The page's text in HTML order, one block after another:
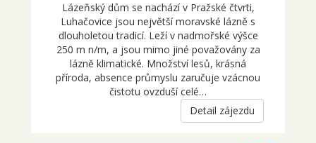
Lázeňský dům se nachází v Pražské čtvrti,
Luhačovice jsou největší moravské lázně s
dlouholetou tradicí. Leží v nadmořské výšce
250 m n/m, a jsou mimo jiné považovány za
lázně klimatické. Množství lesů, krásná
příroda, absence průmyslu zaručuje vzácnou
čistotu ovzduší celé…
Detail zájezdu